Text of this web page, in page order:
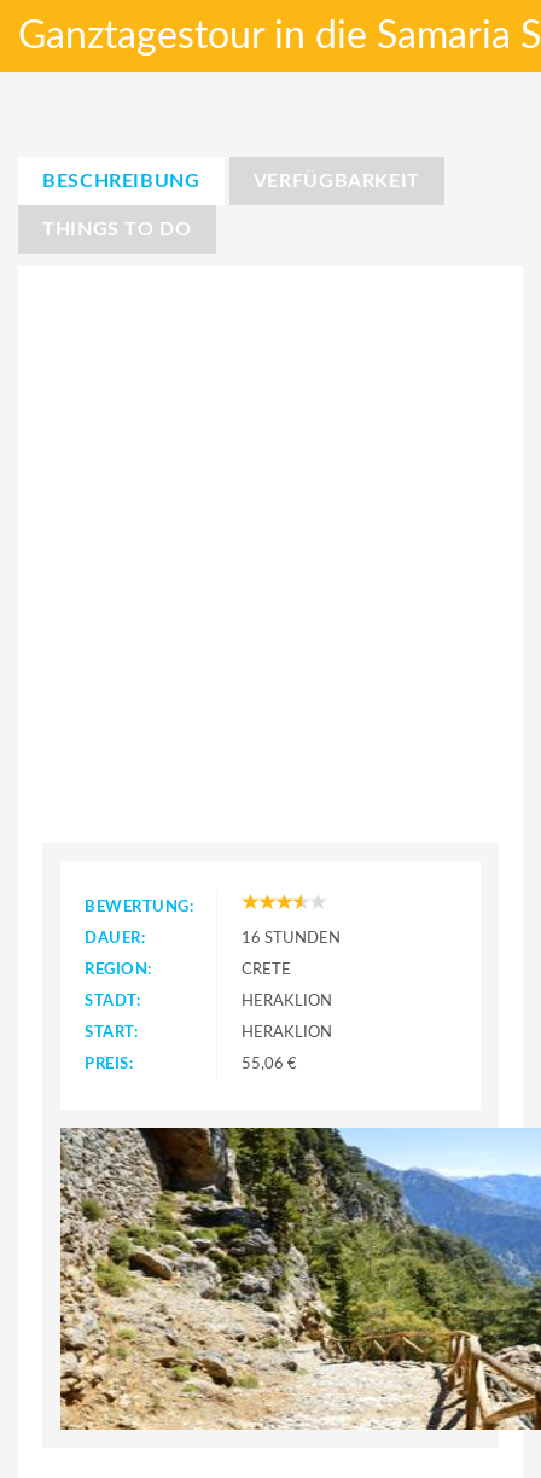
Ganztagestour in die Samaria
BESCHREIBUNG VERFÜGBARKEIT
THINGS TO DO
BEWERTUNG:
DAUER:
16 STUNDEN
REGION:
CRETE
STADT:
HERAKLION
START:
HERAKLION
PREIS:
55,06 €